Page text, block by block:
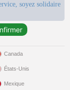
soyez solidaire
Canada
États-Unis
Mexique